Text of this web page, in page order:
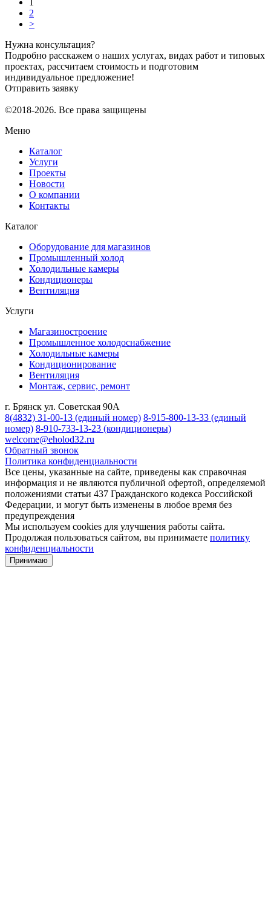
1
2
>
Нужна консультация?
Подробно расскажем о наших услугах, видах работ и типовых
проектах, рассчитаем стоимость и подготовим
индивидуальное предложение!
Отправить заявку
©2018-2026. Все права защищены
Меню
Каталог
Услуги
Проекты
Новости
О компании
Контакты
Каталог
Оборудование для магазинов
Промышленный холод
Холодильные камеры
Кондиционеры
Вентиляция
Услуги
Магазиностроение
Промышленное холодоснабжение
Холодильные камеры
Кондиционирование
Вентиляция
Монтаж, сервис, ремонт
г. Брянск ул. Советская 90А
8(4832) 31-00-13 (единый номер) 8-915-800-13-33 (единый
номер) 8-910-733-13-23 (кондиционеры)
welcome@eholod32.ru
Обратный звонок
Политика конфиденциальности
Все цены, указанные на сайте, приведены как справочная
информация и не являются публичной офертой, определяемой
положениями статьи 437 Гражданского кодекса Российской
Федерации, и могут быть изменены в любое время без
предупреждения
Мы используем cookies для улучшения работы сайта.
Продолжая пользоваться сайтом, вы принимаете политику
конфиденциальности
Принимаю